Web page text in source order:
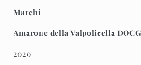
Marchi
Amarone della Valpolicella DOCG
2020